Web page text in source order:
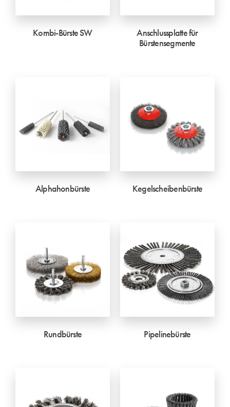
Kombi-Bürste SW
Anschlussplatte für
Bürstensegmente
Alphahonbürste Kegelscheibenbürste
Rundbürste Pipelinebürste